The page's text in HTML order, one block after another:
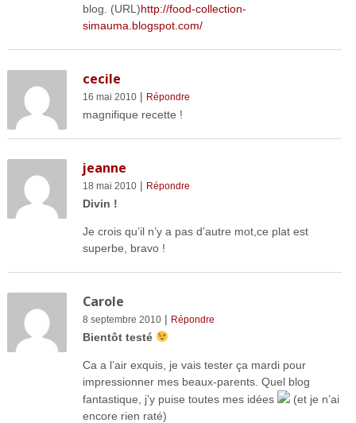
blog. (URL)http://food-collection-
simauma.blogspot.com/
cecile
16 mai 2010| Répondre
magnifique recette !
jeanne
18 mai 2010| Répondre
Divin !
Je crois qu’il n’y a pas d’autre mot,ce plat est
superbe, bravo !
Carole
8 septembre 2010| Répondre
Bientôt testé
Ca a l’air exquis, je vais tester ça mardi pour
impressionner mes beaux-parents. Quel blog
fantastique, j’y puise toutes mes idées
(et je n’ai
encore rien raté)